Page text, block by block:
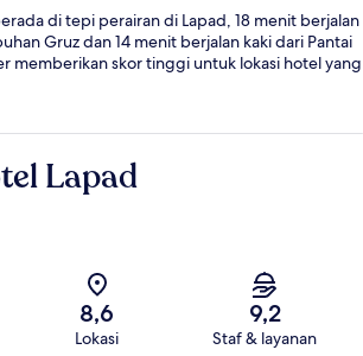
di tepi perairan di Lapad, 18 menit berjalan
Gruz dan 14 menit berjalan kaki dari Pantai
memberikan skor tinggi untuk lokasi hotel yang
Lapad
8,6
Lokasi
9,2
Staf & layanan